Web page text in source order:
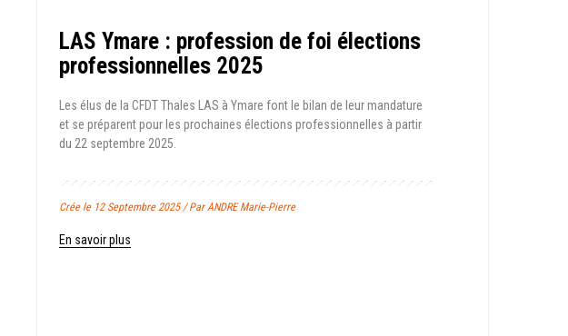
LAS Ymare : profession de foi élections
professionnelles 2025
Les élus de la CFDT Thales LAS à Ymare font le bilan de leur mandature
et se préparent pour les prochaines élections professionnelles à partir
du 22 septembre 2025.
Crée le 12 Septembre 2025 / Par ANDRE Marie-Pierre
En savoir plus